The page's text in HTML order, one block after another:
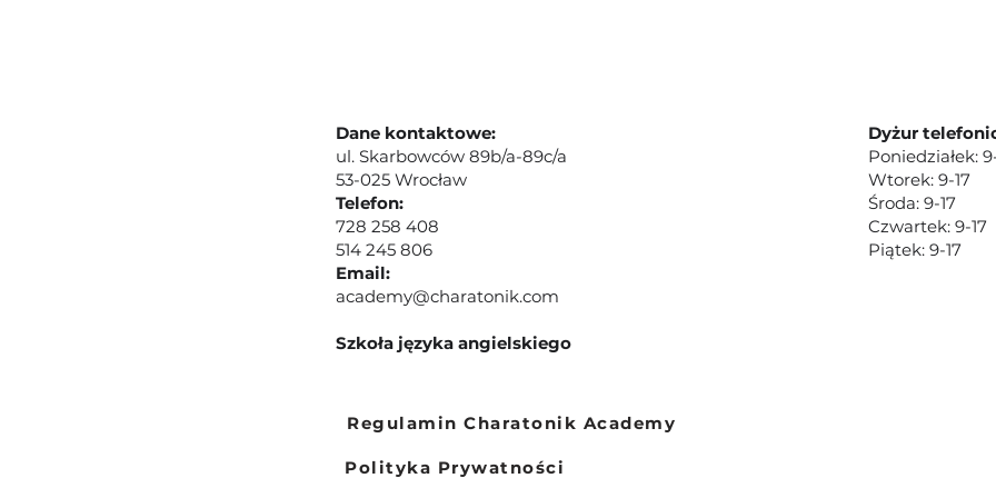
Dane kontaktowe:
ul. Skarbowców 89b/a-89c/a
53-025 Wrocław
Telefon:
728 258 408
514 245 806
Email:
academy@charatonik.com
Szkoła języka angielskiego
Regulamin Charatonik Academy
Polityka Prywatności
Dyżur
Poniedziałek:
Wtorek: 9-17
Środa: 9-17
Czwartek: 9-17
Piątek: 9-17